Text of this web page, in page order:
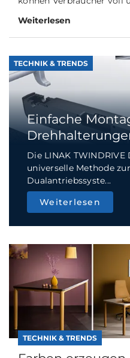
Weiterlesen
TECHNIK & TRENDS
Einfache
Die LINAK
universelle Methode
Dualantriebssyste...
Weiterlesen
TECHNIK & TRENDS